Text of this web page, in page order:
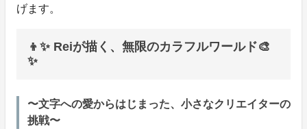
げます。
👦✨ Reiが描く、無限のカラフルワールド🎨
✨
〜文字への愛からはじまった、小さなクリエイターの
挑戦〜